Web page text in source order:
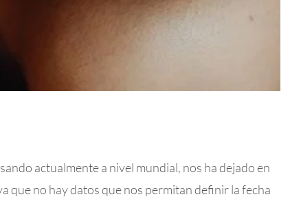
actualmente a nivel mundial, nos ha dejado en
que no hay datos que nos permitan definir la fecha